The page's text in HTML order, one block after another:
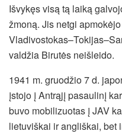
Išvykęs visą tą laiką
žmoną. Jis netgi
valdžia Birutės neišleido.
1941 m. gruodžio 7 d.
įstojo į Antrąjį pasaulinį
buvo mobilizuotas į JAV
lietuviškai ir angliškai, bet